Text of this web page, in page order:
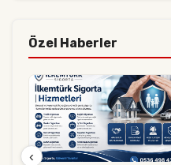
Özel Haberler
‹